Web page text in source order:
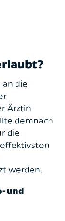
an die
Ärztin
demnach
die
werden.
und